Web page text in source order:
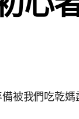
被我們吃乾媽